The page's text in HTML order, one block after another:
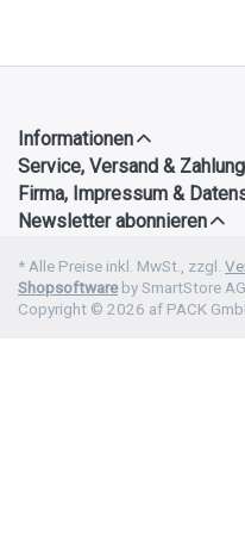
Informationen
Service, Versand & Zahlung
Firma, Impressum &
Newsletter abonnieren
* Alle Preise inkl. MwSt., zzgl.
Shopsoftwareby SmartStore
Copyright © 2026 af PACK